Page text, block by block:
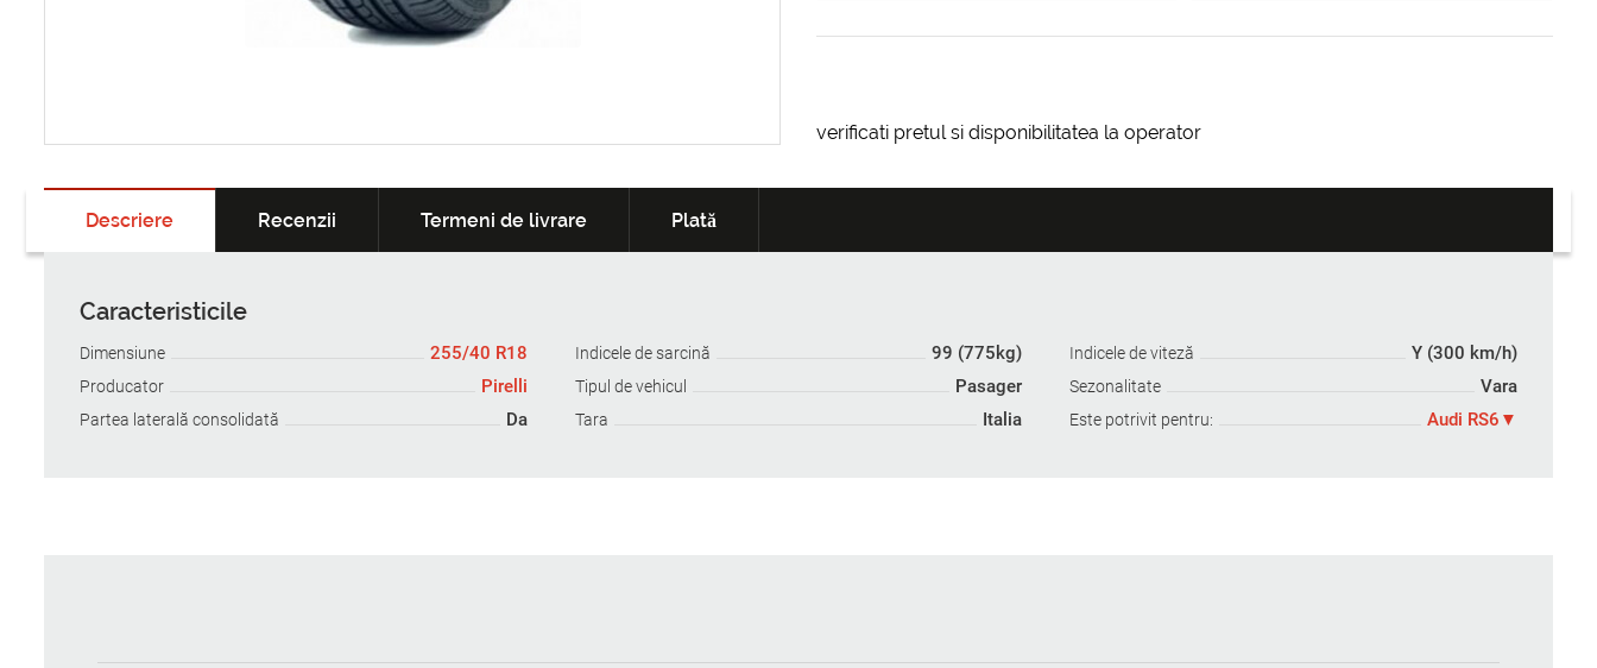
verificati pretul si disponibilitatea la operator
Descriere Recenzii Termeni de livrare Plată
Caracteristicile
Dimensiune 255/40 R18 Indicele de sarcină 99 (775kg) Indicele de viteză Y (300 km/h)
Producator Pirelli Tipul de vehicul Pasager Sezonalitate Vara
Partea laterală consolidată Da Tara Italia Este potrivit pentru: Audi RS6